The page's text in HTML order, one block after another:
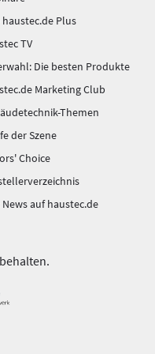
Plus
TV
Die besten Produkte
Marketing Club
Themen
der Szene
Choice
auf haustec.de